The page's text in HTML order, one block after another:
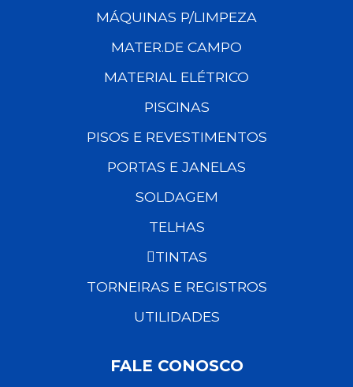
MÁQUINAS P/LIMPEZA
MATER.DE CAMPO
MATERIAL ELÉTRICO
PISCINAS
PISOS E REVESTIMENTOS
PORTAS E JANELAS
SOLDAGEM
TELHAS
TINTAS
TORNEIRAS E REGISTROS
UTILIDADES
FALE CONOSCO